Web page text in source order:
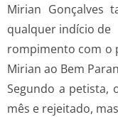
Mirian Gonçalves
qualquer indício de
rompimento com o
Mirian ao Bem
Segundo a petista,
mês e rejeitado, mas